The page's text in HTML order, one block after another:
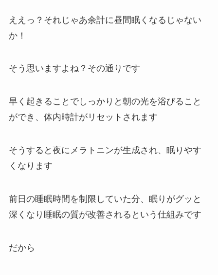
ええっ？それじゃあ余計に昼間眠くなるじゃない
か！
そう思いますよね？その通りです
早く起きることでしっかりと朝の光を浴びること
ができ、体内時計がリセットされます
そうすると夜にメラトニンが生成され、眠りやす
くなります
前日の睡眠時間を制限していた分、眠りがグッと
深くなり睡眠の質が改善されるという仕組みです
だから